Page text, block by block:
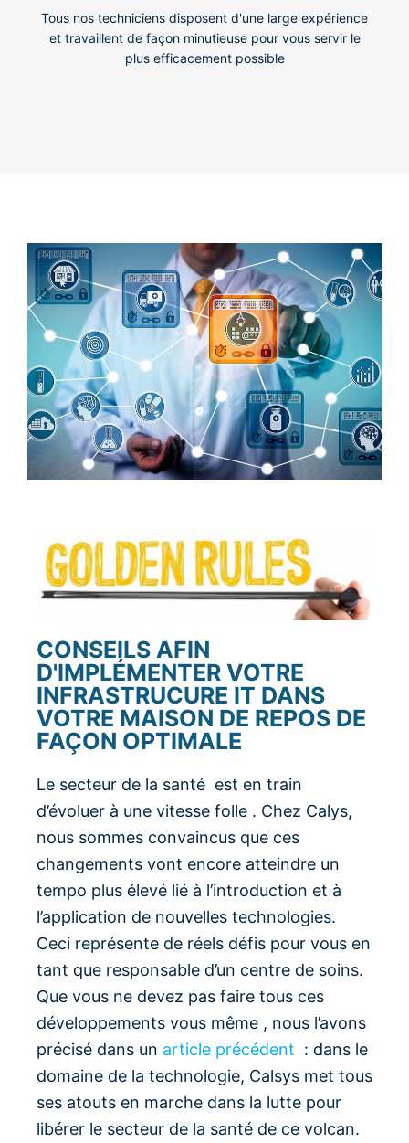
Tous nos techniciens disposent d'une large expérience
et travaillent de façon minutieuse pour vous servir le
plus efficacement possible
CONSEILS AFIN
D'IMPLÉMENTER VOTRE
INFRASTRUCURE IT DANS
VOTRE MAISON DE REPOS DE
FAÇON OPTIMALE
Le secteur de la santé est en train
d’évoluer à une vitesse folle . Chez Calys,
nous sommes convaincus que ces
changements vont encore atteindre un
tempo plus élevé lié à l’introduction et à
l’application de nouvelles technologies.
Ceci représente de réels défis pour vous en
tant que responsable d’un centre de soins.
Que vous ne devez pas faire tous ces
développements vous même , nous l’avons
précisé dans un article précédent : dans le
domaine de la technologie, Calsys met tous
ses atouts en marche dans la lutte pour
libérer le secteur de la santé de ce volcan.